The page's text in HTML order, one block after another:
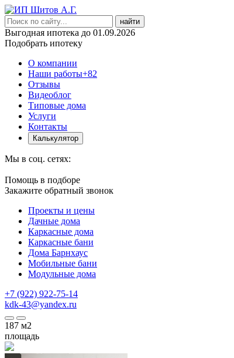
найти
Выгодная ипотека до 01.09.2026
Подобрать ипотеку
О компании
Наши работы+82
Отзывы
Видеоблог
Типовые дома
Услуги
Контакты
Калькулятор
Мы в соц. сетях:
Помощь в подборе
Закажите обратный звонок
Проекты и цены
Дачные дома
Каркасные дома
Каркасные бани
Дома Барнхаус
Мобильные бани
Модульные дома
+7 (922) 922-75-14
kdk-43@yandex.ru
187 м2
площадь